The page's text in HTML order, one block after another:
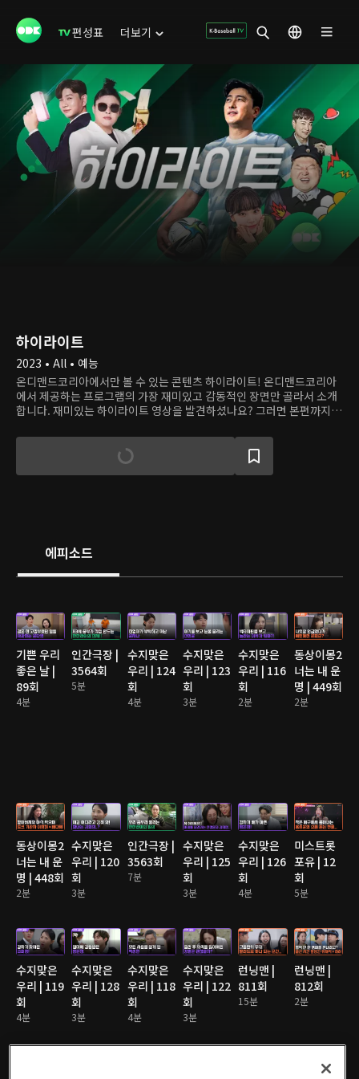
편성표 더보기
하이라이트
2023 • All • 예능
온디맨드코리아에서만 볼 수 있는 콘텐츠 하이라이트! 온디맨드코리아
에서 제공하는 프로그램의 가장 재미있고 감동적인 장면만 골라서 소개
합니다. 재미있는 하이라이트 영상을 발견하셨나요? 그러면 본편까지
에피소드
기쁜 우리
좋은 날 |
89회
4분
인간극장 |
3564회
5분
수지맞은
우리 | 124
회
4분
수지맞은
우리 | 123
회
3분
수지맞은
우리 | 116
회
2분
동상이몽2
너는 내 운
명 | 449회
2분
동상이몽2
너는 내 운
명 | 448회
2분
수지맞은
우리 | 120
회
3분
인간극장 |
3563회
7분
수지맞은
우리 | 125
회
3분
수지맞은
우리 | 126
회
4분
미스트롯
포유 | 12
회
5분
수지맞은
우리 | 119
회
4분
수지맞은
우리 | 128
회
3분
수지맞은
우리 | 118
회
4분
수지맞은
우리 | 122
회
3분
런닝맨 |
811회
15분
런닝맨 |
812회
2분